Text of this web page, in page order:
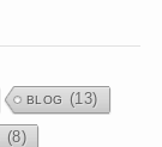
BLOG (13)
(8)